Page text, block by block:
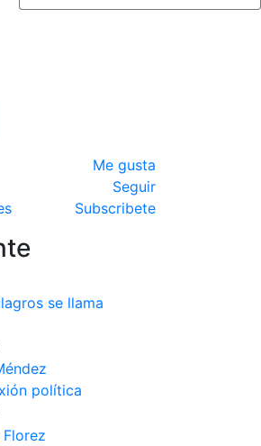
Me gusta
Seguir
Subscribete
se llama
política